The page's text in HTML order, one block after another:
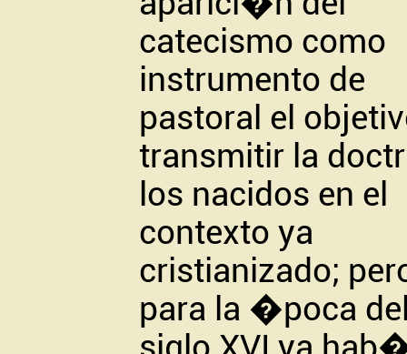
catecismo como
instrumento de
pastoral el
transmitir la
los nacidos en el
contexto ya
cristianizado;
para la �poca